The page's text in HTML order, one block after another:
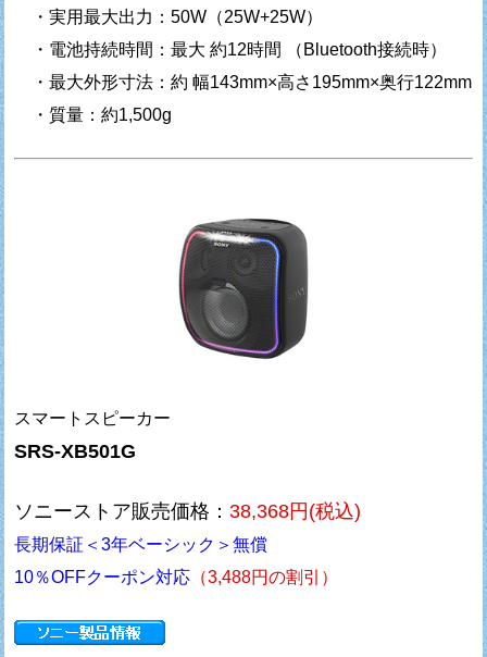
・実用最大出力：50W（25W+25W）
・電池持続時間：最大 約12時間 （Bluetooth接続時）
・最大外形寸法：約 幅143mm×高さ195mm×奥行122mm
・質量：約1,500g
スマートスピーカー
SRS-XB501G
ソニーストア販売価格：38,368円(税込)
長期保証＜3年ベーシック＞無償
10％OFFクーポン対応 （3,488円の割引）